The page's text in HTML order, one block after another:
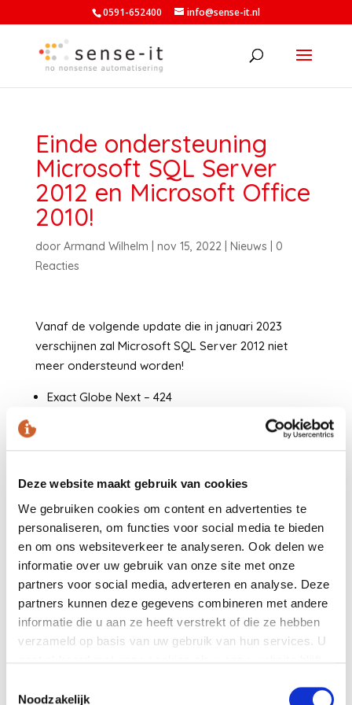
Deze website maakt gebruik van cookies
We gebruiken cookies om content en advertenties te
personaliseren, om functies voor social media te bieden
en om ons websiteverkeer te analyseren. Ook delen we
informatie over uw gebruik van onze site met onze
partners voor social media, adverteren en analyse. Deze
partners kunnen deze gegevens combineren met andere
informatie die u aan ze heeft verstrekt of die ze hebben
verzameld op basis van uw gebruik van hun services. U
Noodzakelijk
0591-652400 info@sense-it.nl
Einde ondersteuning
Microsoft SQL Server
2012 en Microsoft Office
2010!
door Armand Wilhelm nov 15, 2022| Nieuws
0
Reacties
Vanaf de volgende update die in januari 2023
verschijnen zal Microsoft SQL Server 2012 niet
meer ondersteund worden!
Exact Globe Next – 424
Microsoft SQL Server 2012 werd door Microsoft al
verschijnen derhalve ook geen updates meer voor.
Microsoft Office 2010 wordt niet meer ondersteund
sinds Exact Globe Next 422 en Exact Globe+ (alle
versies)
De releases 424/501 zullen gefaseerd uitgebracht
worden in batches op de volgende data: